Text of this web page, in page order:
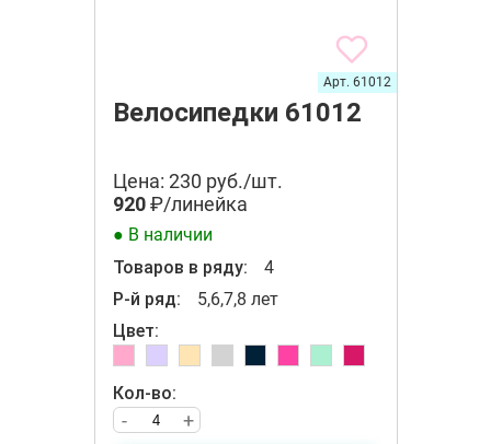
Велосипедки 61012
Арт. 61012
Цена: 230 руб./шт.
920₽/линейка
● В наличии
Товаров в ряду:
4
Р-й ряд:
5,6,7,8 лет
Цвет:
Кол-во:
+
-